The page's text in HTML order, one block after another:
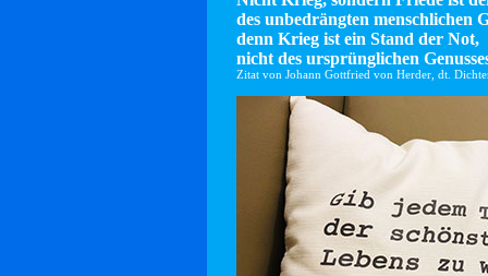
des unbedrängten menschlichen
denn Krieg ist ein Stand der Not,
nicht des ursprünglichen
Zitat von Johann Gottfried von Herder, dt.